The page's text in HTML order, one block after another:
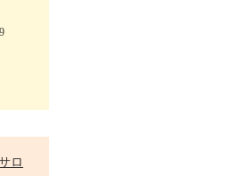
ロ